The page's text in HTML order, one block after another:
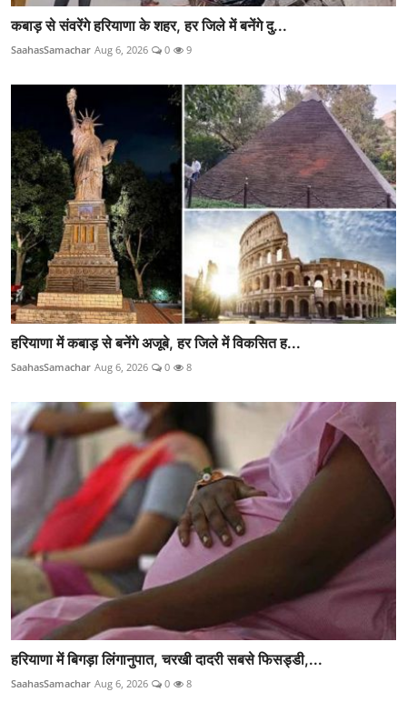
कबाड़ से संवरेंगे हरियाणा के शहर, हर जिले में बनेंगे दु...
SaahasSamachar Aug 6, 2026 0 9
हरियाणा में कबाड़ से बनेंगे अजूबे, हर जिले में विकसित ह...
SaahasSamachar Aug 6, 2026 0 8
हरियाणा में बिगड़ा लिंगानुपात, चरखी दादरी सबसे फिसड्डी,...
SaahasSamachar Aug 6, 2026 0 8